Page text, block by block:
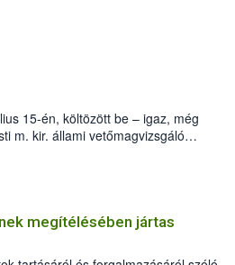
15-én, költözött be – igaz, még
m. kir. állami vetőmagvizsgáló
szám alatti, Czigler Győző által
megítélésében jártas